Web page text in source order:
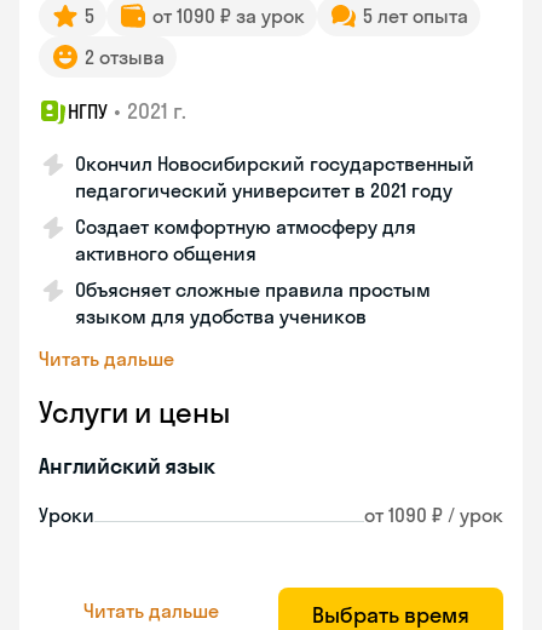
5 от 1090 ₽ за урок
5 лет опыта
2 отзыва
НГПУ • 2021 г.
Окончил Новосибирский государственный
педагогический университет в 2021 году
Создает комфортную атмосферу для
активного общения
Объясняет сложные правила простым
языком для удобства учеников
Читать дальше
Услуги и цены
Английский язык
Уроки от 1090 ₽ / урок
Читать дальше Выбрать время